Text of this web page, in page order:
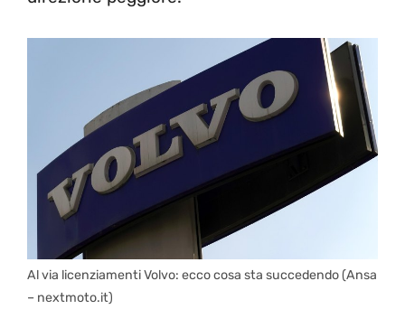
Al via licenziamenti Volvo: ecco cosa sta succedendo (Ansa
– nextmoto.it)